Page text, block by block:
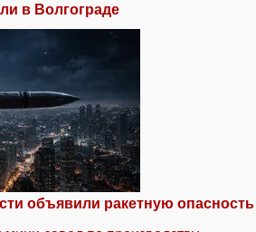
в Волгограде
объявили ракетную опасность